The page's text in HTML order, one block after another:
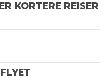
KORTERE REISER